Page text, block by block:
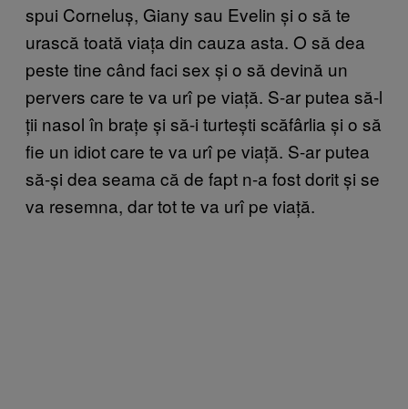
spui Corneluș, Giany sau Evelin și o să te
urască toată viața din cauza asta. O să dea
peste tine când faci sex și o să devină un
pervers care te va urî pe viață. S-ar putea să-l
ții nasol în brațe și să-i turtești scăfârlia și o să
fie un idiot care te va urî pe viață. S-ar putea
să-și dea seama că de fapt n-a fost dorit și se
va resemna, dar tot te va urî pe viață.